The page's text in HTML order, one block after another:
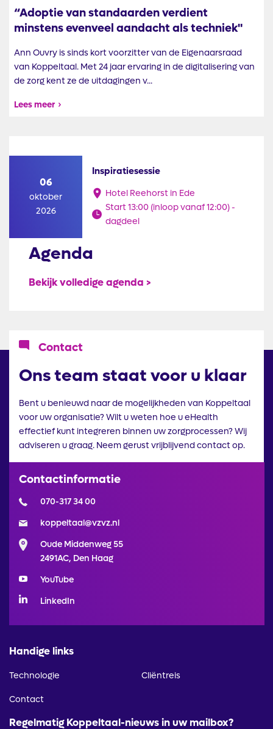
KoppelMij: ruimte voor bestuurlijke
afstemming
KoppelMij is een gezamenlijk initiatief van Koppeltaal,
Stichting MedMij en betrokken zorg - en ICT partijen. Het
doel is één gezamenlijke technische ...
Lees meer
Agenda
Bekijk volledige agenda >
06
oktober
2026
Inspiratiesessie
Hotel Reehorst in Ede
Start 13:00 (inloop vanaf 12:00) -
dagdeel
IcoonContact
Ons team staat voor u klaar
Bent u benieuwd naar de mogelijkheden van Koppeltaal
voor uw organisatie? Wilt u weten hoe u eHealth
effectief kunt integreren binnen uw zorgprocessen? Wij
adviseren u graag. Neem gerust vrijblijvend contact op.
Contactinformatie
070-317 34 00
koppeltaal@vzvz.nl
Oude Middenweg 55
2491AC, Den Haag
YouTube
LinkedIn
Handige links
Technologie Cliëntreis
Contact
Regelmatig Koppeltaal-nieuws in uw mailbox?